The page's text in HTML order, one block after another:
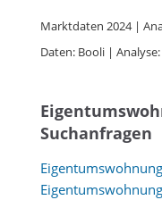
Marktdaten 2024 |
Daten: Booli |
Suchanfragen